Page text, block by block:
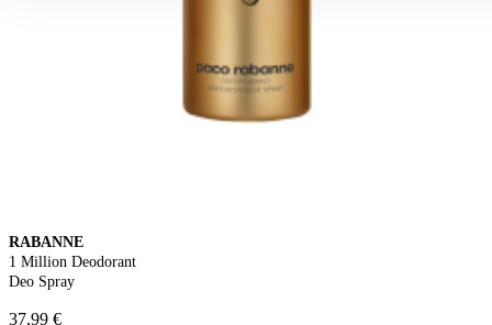
RABANNE
1 Million Deodorant
Deo Spray
37,99 €